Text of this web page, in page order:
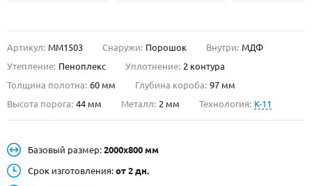
О НАС
Металлические двери от производителя с доставкой и установкой в
Москве и МО
НАЙТИ:
Артикул: ММ1503 Снаружи: Порошок Внутри: МДФ
Утепление: Пеноплекс Уплотнение: 2 контура
Толщина полотна: 60 мм Глубина короба: 97 мм
Высота порога: 44 мм Металл: 2 мм Технология: K-11
Базовый размер: 2000х800 мм
Срок изготовления: от 2 дн.